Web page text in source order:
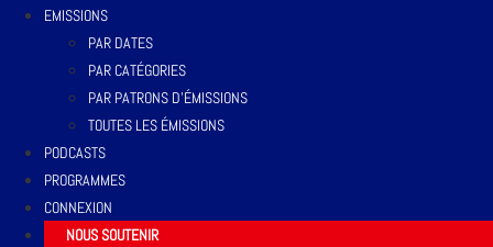
EMISSIONS
PAR DATES
PAR CATÉGORIES
PAR PATRONS D’ÉMISSIONS
TOUTES LES ÉMISSIONS
PODCASTS
PROGRAMMES
CONNEXION
NOUS SOUTENIR